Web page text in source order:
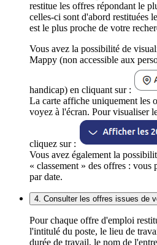
restitue les offres répondant le
celles-ci sont d'abord restituées
est le plus proche de votre
Vous avez la possibilité de
Mappy (non accessible aux
handicap) en cliquant sur :
La carte affiche uniquement les
voyez à l'écran. Pour visualiser
cliquez sur :
Vous avez également la
« classement » des offres : vous
par date.
4. Consulter les offres issues de
Pour chaque offre d'emploi
l'intitulé du poste, le lieu de
durée de travail, le nom de